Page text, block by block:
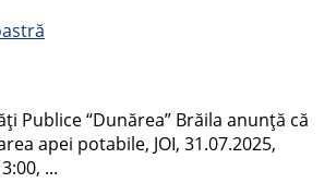
Publice “Dunărea” Brăila anunță că
apei potabile, JOI, 31.07.2025,
...